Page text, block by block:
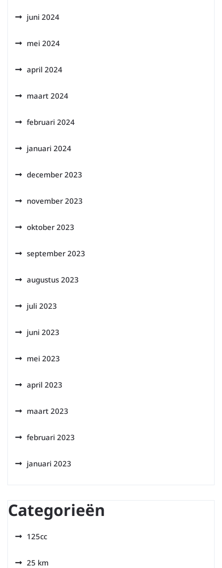
juni 2024
mei 2024
april 2024
maart 2024
februari 2024
januari 2024
december 2023
november 2023
oktober 2023
september 2023
augustus 2023
juli 2023
juni 2023
mei 2023
april 2023
maart 2023
februari 2023
januari 2023
Categorieën
125cc
25 km